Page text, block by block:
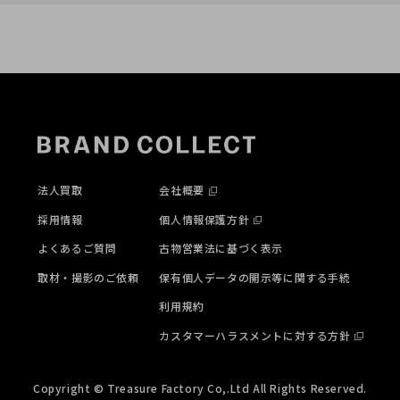
法人買取
採用情報
よくあるご質問
取材・撮影のご依頼
会社概要
個人情報保護方針
古物営業法に基づく表示
保有個人データの開示等に関する手続
利用規約
カスタマーハラスメントに対する方針
Copyright © Treasure Factory Co,.Ltd All Rights Reserved.